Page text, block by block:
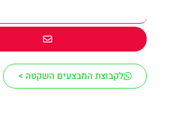
לקבוצת המבצעים השקטה >